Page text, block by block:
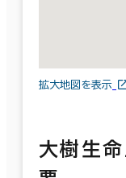
拡大地図を表示
大樹生